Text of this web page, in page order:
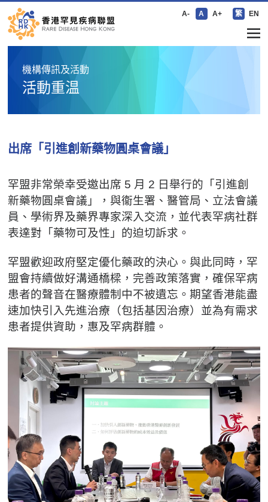
A- A A+ 繁 EN
機構傳訊及活動
活動重温
出席「引進創新藥物圓桌會議」
罕盟非常榮幸受邀出席 5 月 2 日舉行的「引進創
新藥物圓桌會議」，與衞生署、醫管局、立法會議
員、學術界及藥界專家深入交流，並代表罕病社群
表達對「藥物可及性」的迫切訴求。
罕盟歡迎政府堅定優化藥政的決心。與此同時，罕
盟會持續做好溝通橋樑，完善政策落實，確保罕病
患者的聲音在醫療體制中不被遺忘。期望香港能盡
速加快引入先進治療（包括基因治療）並為有需求
患者提供資助，惠及罕病群體。